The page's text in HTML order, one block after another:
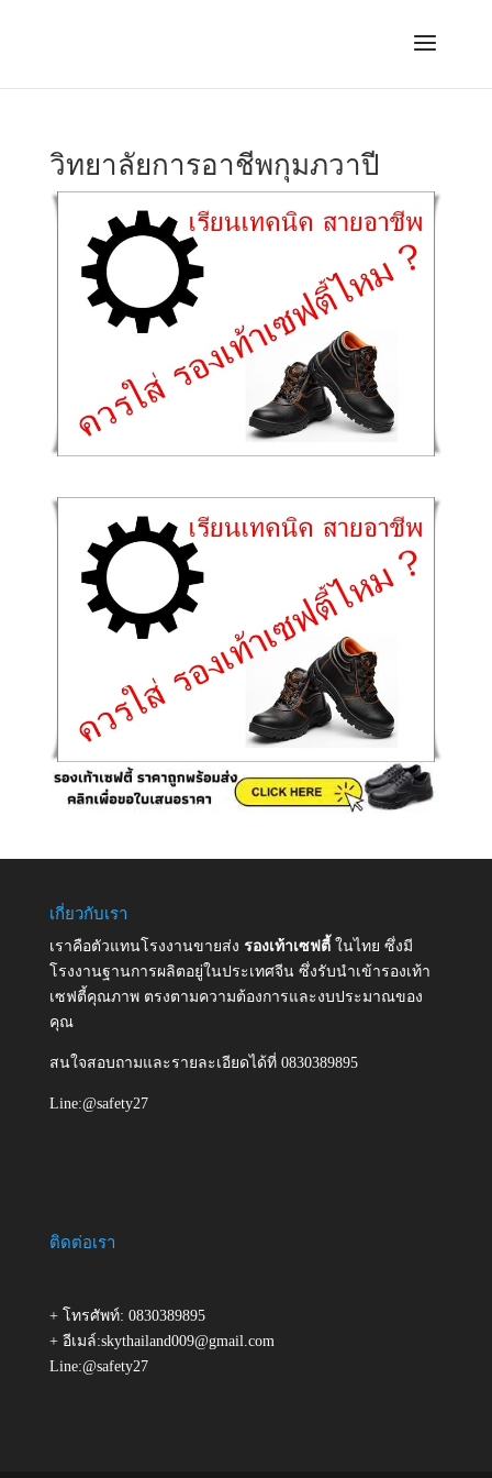
วิทยาลัยการอาชีพกุมภวาปี
เกี่ยวกับเรา
เราคือตัวแทนโรงงานขายส่ง รองเท้าเซฟตี้ ในไทย ซึ่งมี
โรงงานฐานการผลิตอยู่ในประเทศจีน ซึ่งรับนำเข้ารองเท้า
เซฟตี้คุณภาพ ตรงตามความต้องการและงบประมาณของ
คุณ
สนใจสอบถามและรายละเอียดได้ที่ 0830389895
Line:@safety27
ติดต่อเรา
+ โทรศัพท์: 0830389895
+ อีเมล์:skythailand009@gmail.com
Line:@safety27